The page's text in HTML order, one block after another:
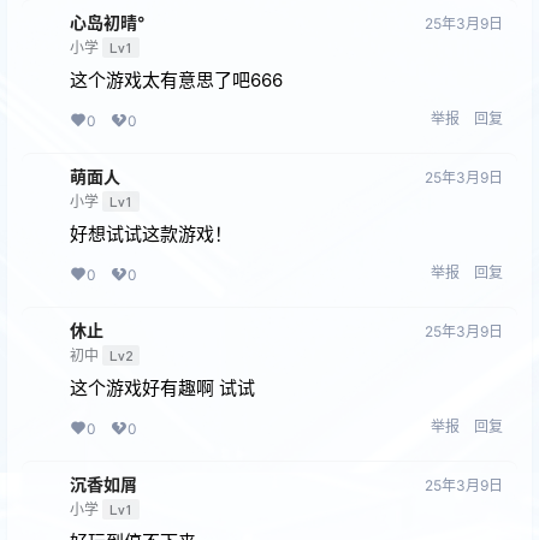
心岛初晴°
小学 Lv1
25年3月9日
这个游戏太有意思了吧666
0 0 举报 回复
萌面人
小学 Lv1
25年3月9日
好想试试这款游戏！
0 0 举报 回复
休止
初中 Lv2
25年3月9日
这个游戏好有趣啊 试试
0 0 举报 回复
沉香如屑
小学 Lv1
25年3月9日